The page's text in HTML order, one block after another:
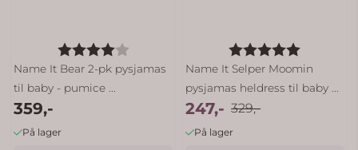
Karakter:
Name It Bear 2-pk pysjamas
til baby - pumice ...
359,-
På lager
Karakter:
Name It Selper Moomin
pysjamas heldress til baby ...
247,- 329,-
På lager